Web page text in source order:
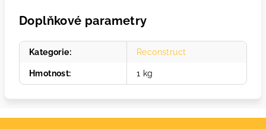
Doplňkové parametry
Kategorie: Reconstruct
Hmotnost: 1 kg